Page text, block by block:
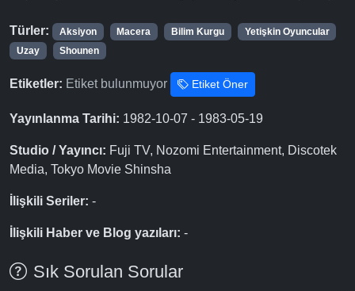
Türler: Aksiyon Macera Bilim Kurgu
Yetişkin Oyuncular
Uzay
Shounen
Etiketler: Etiket bulunmuyor Etiket Öner
Yayınlanma Tarihi: 1982-10-07 - 1983-05-19
Studio / Yayıncı: Fuji TV, Nozomi Entertainment, Discotek
Media, Tokyo Movie Shinsha
İlişkili Seriler: -
İlişkili Haber ve Blog yazıları: -
Sık Sorulan Sorular